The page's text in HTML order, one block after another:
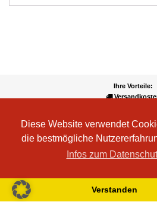
Diese Website verwendet
die bestmögliche
Infos zum
Verstanden
Ihre Vorteile:
Wir liefern kostenlos ab EUR 50,- Bestellwert
Wir akzeptieren Kreditkarte,